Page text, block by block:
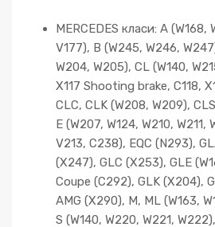
MERCEDES класи: A (W168,
V177), B (W245, W246,
W204, W205), CL (W140,
X117 Shooting brake, C118,
CLC, CLK (W208, W209),
E (W207, W124, W210, W211,
V213, C238), EQC (N293),
(X247), GLC (X253), GLE
Coupe (C292), GLK (X204),
AMG (X290), M, ML (W163,
S (W140, W220, W221,